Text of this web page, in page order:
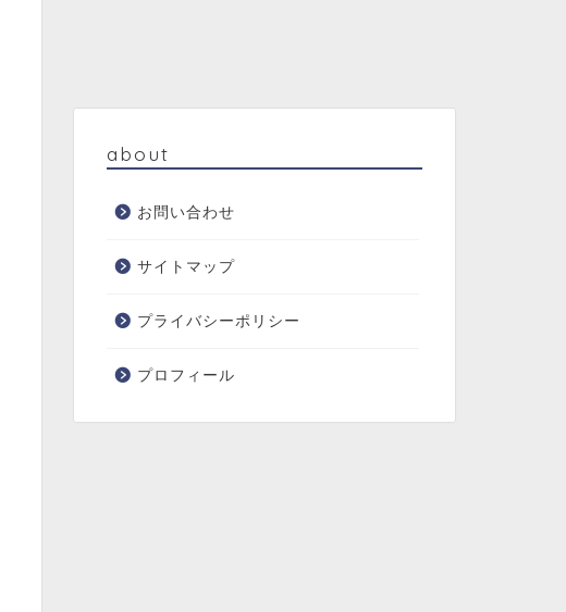
about
お問い合わせ
サイトマップ
プライバシーポリシー
プロフィール